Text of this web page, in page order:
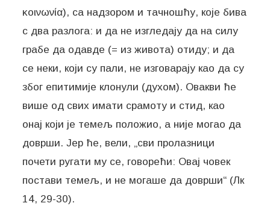
κοινωνία), са надзором и тачношћу, које бива
с два разлога: и да не изгледају да на силу
грабе да одавде (= из живота) отиду; и да
се неки, који су пали, не изговарају као да су
због епитимије клонули (духом). Овакви ће
више од свих имати срамоту и стид, као
онај који је темељ положио, а није могао да
доврши. Јер ће, вели, „сви пролазници
почети ругати му се, говорећи: Овај човек
постави темељ, и не могаше да доврши“ (Лк
14, 29-30).